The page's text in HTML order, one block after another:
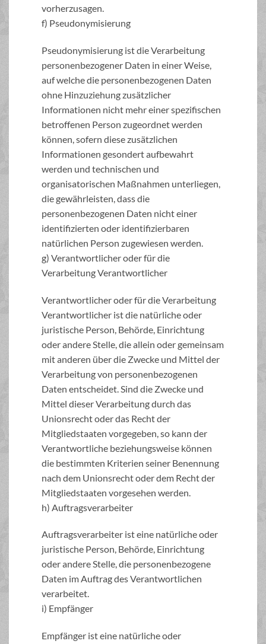
vorherzusagen.
f) Pseudonymisierung
Pseudonymisierung ist die Verarbeitung
personenbezogener Daten in einer Weise,
auf welche die personenbezogenen Daten
ohne Hinzuziehung zusätzlicher
Informationen nicht mehr einer spezifischen
betroffenen Person zugeordnet werden
können, sofern diese zusätzlichen
Informationen gesondert aufbewahrt
werden und technischen und
organisatorischen Maßnahmen unterliegen,
die gewährleisten, dass die
personenbezogenen Daten nicht einer
identifizierten oder identifizierbaren
natürlichen Person zugewiesen werden.
g) Verantwortlicher oder für die
Verarbeitung Verantwortlicher
Verantwortlicher oder für die Verarbeitung
Verantwortlicher ist die natürliche oder
juristische Person, Behörde, Einrichtung
oder andere Stelle, die allein oder gemeinsam
mit anderen über die Zwecke und Mittel der
Verarbeitung von personenbezogenen
Daten entscheidet. Sind die Zwecke und
Mittel dieser Verarbeitung durch das
Unionsrecht oder das Recht der
Mitgliedstaaten vorgegeben, so kann der
Verantwortliche beziehungsweise können
die bestimmten Kriterien seiner Benennung
nach dem Unionsrecht oder dem Recht der
Mitgliedstaaten vorgesehen werden.
h) Auftragsverarbeiter
Auftragsverarbeiter ist eine natürliche oder
juristische Person, Behörde, Einrichtung
oder andere Stelle, die personenbezogene
Daten im Auftrag des Verantwortlichen
verarbeitet.
i) Empfänger
Empfänger ist eine natürliche oder